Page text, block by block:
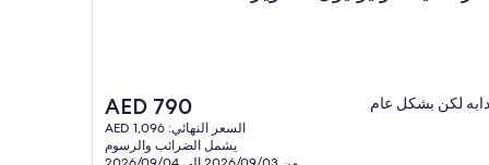
لكن بشكل عام
السعر
الحالي
هو
AED
AED 790
السعر النهائي: AED 1,096
يشمل الضرائب والرسوم